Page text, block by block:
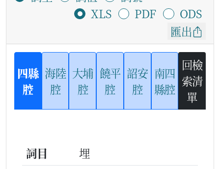
XLS
PDF
ODS
匯出
四縣
腔
海陸
腔
大埔
腔
饒平
腔
詔安
腔
南四
縣腔
回檢
索清
單
詞目
埋